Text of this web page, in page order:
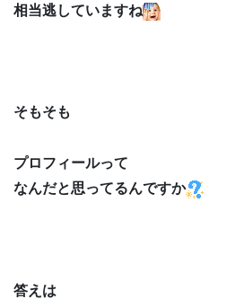
相当逃していますね
そもそも
プロフィールって
なんだと思ってるんですか
答えは